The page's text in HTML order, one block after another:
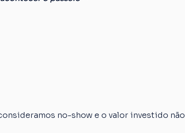
no-show e o valor investido não